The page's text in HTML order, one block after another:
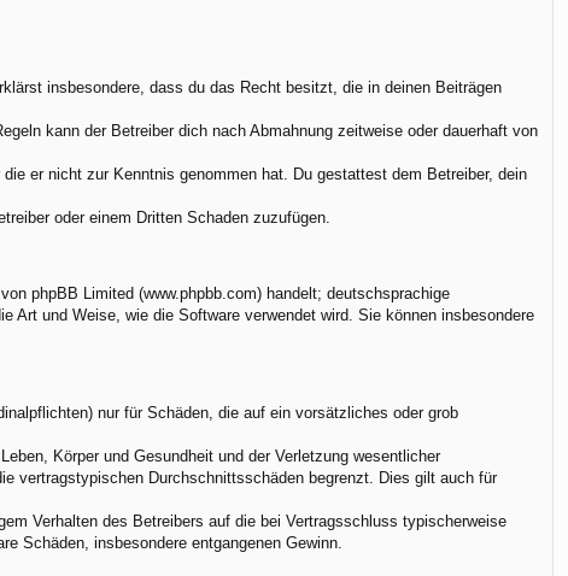
insbesondere, dass du das Recht besitzt, die in deinen Beiträgen
kann der Betreiber dich nach Abmahnung zeitweise oder dauerhaft von
er nicht zur Kenntnis genommen hat. Du gestattest dem Betreiber, dein
oder einem Dritten Schaden zuzufügen.
phpBB Limited (www.phpbb.com) handelt; deutschsprachige
Art und Weise, wie die Software verwendet wird. Sie können insbesondere
nur für Schäden, die auf ein vorsätzliches oder grob
Körper und Gesundheit und der Verletzung wesentlicher
vertragstypischen Durchschnittsschäden begrenzt. Dies gilt auch für
Verhalten des Betreibers auf die bei Vertragsschluss typischerweise
Schäden, insbesondere entgangenen Gewinn.